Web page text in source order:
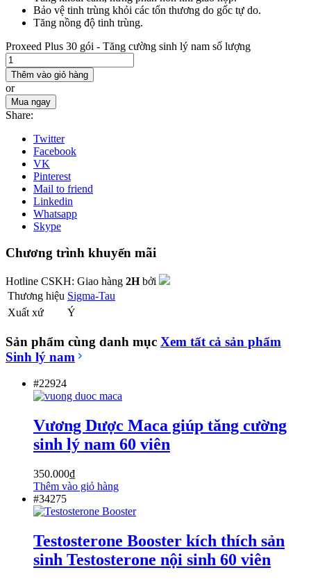
Bảo vệ tinh trùng khỏi các tổn thương do gốc tự do.
Tăng nồng độ tinh trùng.
Proxeed Plus 30 gói - Tăng cường sinh lý nam số lượng
Thêm vào giỏ hàng
or
Mua ngay
Share:
Twitter
Facebook
VK
Pinterest
Mail to friend
Linkedin
Whatsapp
Skype
Chương trình khuyến mãi
Hotline CSKH: Giao hàng 2Hbởi
Thương hiệu Sigma-Tau
Xuất xứ
Ý
Sản phẩm cùng danh mục Xem tất cả sản phẩm
Sinh lý nam
#22924
Vương Dược Maca giúp tăng cường
sinh lý nam 60 viên
350.000₫
Thêm vào giỏ hàng
#34275
Testosterone Booster kích thích sản
sinh Testosterone nội sinh 60 viên